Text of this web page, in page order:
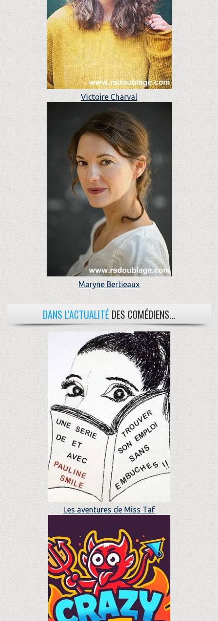
Victoire Charval
Maryne Bertieaux
DANS L'ACTUALITÉ DES COMÉDIENS...
Les aventures de Miss Taf